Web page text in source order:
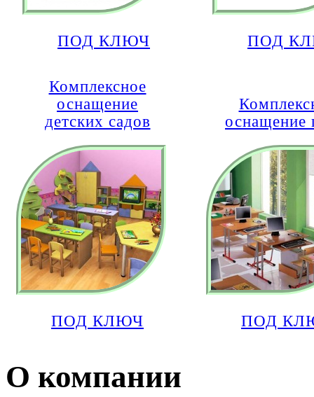
ПОД КЛЮЧ ПОД
Комплексное
оснащение
детских садов
ПОД КЛЮЧ
оснащение
ПОД
О компании